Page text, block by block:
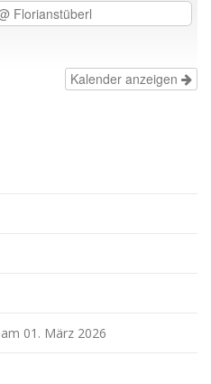
Florianstüberl
Kalender anzeigen
01. März 2026